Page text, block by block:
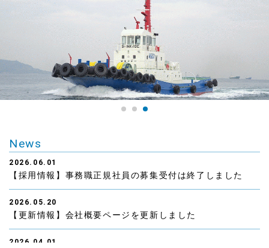
News
2026.06.01
【採用情報】事務職正規社員の募集受付は終了しました
2026.05.20
【更新情報】会社概要ページを更新しました
2026.04.01